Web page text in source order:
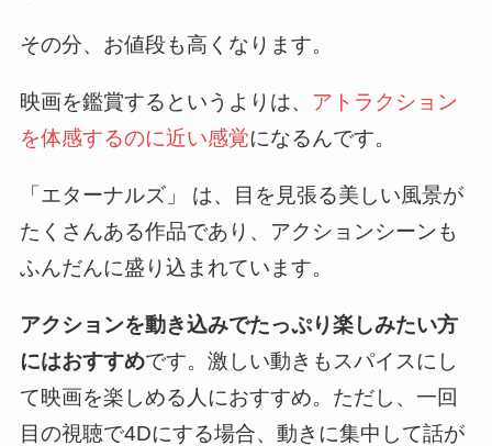
その分、お値段も高くなります。
映画を鑑賞するというよりは、 アトラクション
を体感するのに近い感覚になるんです。
「エターナルズ」 は、目を見張る美しい風景が
たくさんある作品であり、アクションシーンも
ふんだんに盛り込まれています。
アクションを動き込みでたっぷり楽しみたい方
にはおすすめです。激しい動きもスパイスにし
て映画を楽しめる人におすすめ。ただし、一回
目の視聴で4Dにする場合、動きに集中して話が